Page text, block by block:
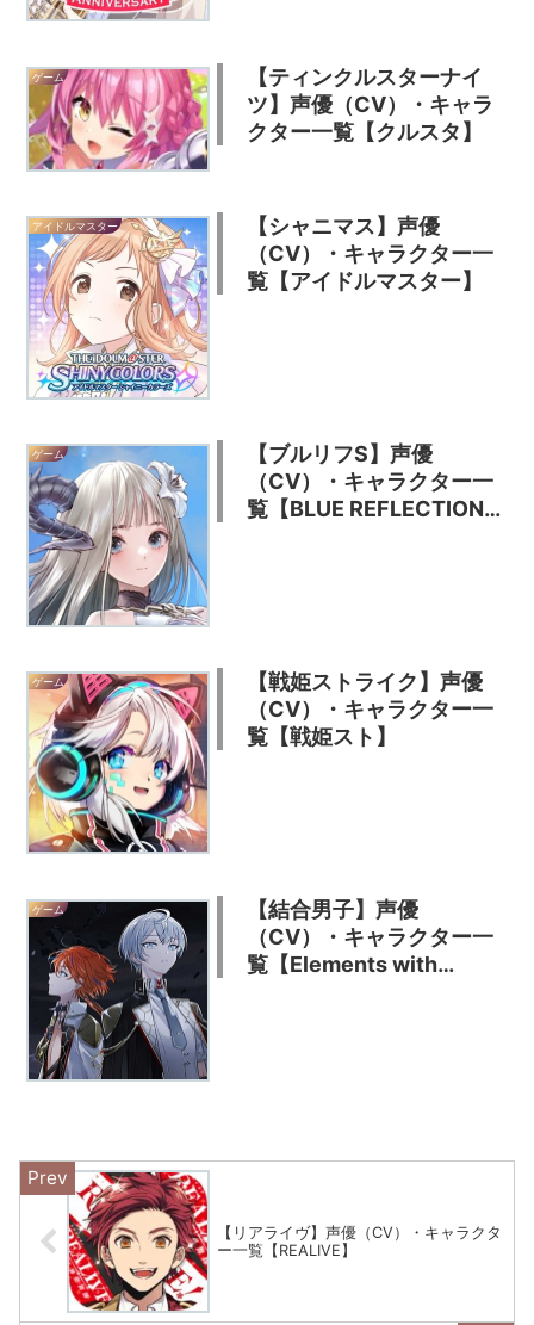
ゲーム
【ティンクルスターナイ
ツ】声優（CV）・キャラ
クター一覧【クルスタ】
アイドルマスター
【シャニマス】声優
（CV）・キャラクター一
覧【アイドルマスター】
ゲーム
【ブルリフS】声優
（CV）・キャラクター一
覧【BLUE REFLECTION
ゲーム
【戦姫ストライク】声優
（CV）・キャラクター一
覧【戦姫スト】
ゲーム
【結合男子】声優
（CV）・キャラクター一
覧【Elements with
【リアライヴ】声優（CV）・キャラクタ
ー一覧【REALIVE】